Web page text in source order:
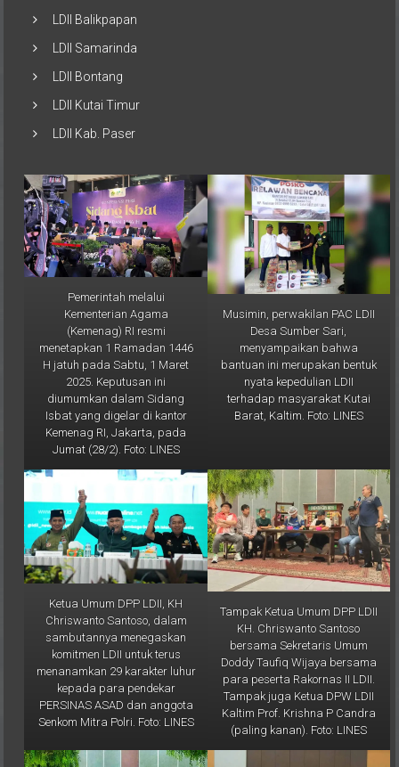
LDII Samarinda
LDII Kutai Timur
Pemerintah melalui
Kementerian Agama
(Kemenag) RI resmi
menetapkan 1 Ramadan 1446
H jatuh pada Sabtu, 1 Maret
2025. Keputusan ini
diumumkan dalam Sidang
Isbat yang digelar di kantor
Kemenag RI, Jakarta, pada
Jumat (28/2). Foto: LINES
Musimin, perwakilan PAC LDII
Desa Sumber Sari,
menyampaikan bahwa
bantuan ini merupakan bentuk
nyata kepedulian LDII
terhadap masyarakat Kutai
Barat, Kaltim. Foto: LINES
Ketua Umum DPP LDII, KH
Chriswanto Santoso, dalam
sambutannya menegaskan
komitmen LDII untuk terus
menanamkan 29 karakter luhur
kepada para pendekar
PERSINAS ASAD dan anggota
Senkom Mitra Polri. Foto: LINES
Tampak Ketua Umum DPP LDII
KH. Chriswanto Santoso
bersama Sekretaris Umum
Doddy Taufiq Wijaya bersama
para peserta Rakornas II LDII.
Tampak juga Ketua DPW LDII
Kaltim Prof. Krishna P Candra
(paling kanan). Foto: LINES